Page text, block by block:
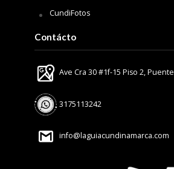
CundiFotos
Contácto
Ave Cra 30 #1f-15 Piso 2,
3175113242
info@laguiacundinamarca.com